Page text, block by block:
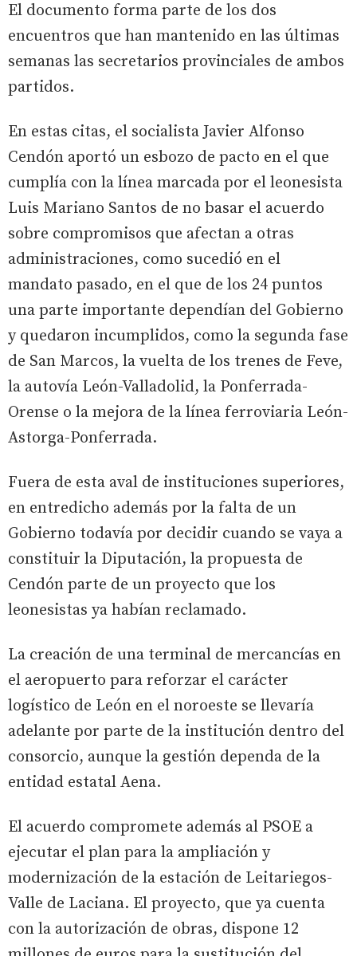
El documento forma parte de los dos
encuentros que han mantenido en las últimas
semanas las secretarios provinciales de ambos
partidos.
En estas citas, el socialista Javier Alfonso
Cendón aportó un esbozo de pacto en el que
cumplía con la línea marcada por el leonesista
Luis Mariano Santos de no basar el acuerdo
sobre compromisos que afectan a otras
administraciones, como sucedió en el
mandato pasado, en el que de los 24 puntos
una parte importante dependían del Gobierno
y quedaron incumplidos, como la segunda fase
de San Marcos, la vuelta de los trenes de Feve,
la autovía León-Valladolid, la Ponferrada-
Orense o la mejora de la línea ferroviaria León-
Astorga-Ponferrada.
Fuera de esta aval de instituciones superiores,
en entredicho además por la falta de un
Gobierno todavía por decidir cuando se vaya a
constituir la Diputación, la propuesta de
Cendón parte de un proyecto que los
leonesistas ya habían reclamado.
La creación de una terminal de mercancías en
el aeropuerto para reforzar el carácter
logístico de León en el noroeste se llevaría
adelante por parte de la institución dentro del
consorcio, aunque la gestión dependa de la
entidad estatal Aena.
El acuerdo compromete además al PSOE a
ejecutar el plan para la ampliación y
modernización de la estación de Leitariegos-
Valle de Laciana. El proyecto, que ya cuenta
con la autorización de obras, dispone 12